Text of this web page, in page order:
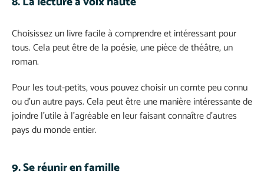
Choisissez un livre facile à comprendre et intéressant pour
tous. Cela peut être de la poésie, une pièce de théâtre, un
roman.
Pour les tout-petits, vous pouvez choisir un comte peu connu
ou d’un autre pays. Cela peut être une manière intéressante de
joindre l’utile à l’agréable en leur faisant connaître d’autres
pays du monde entier.
9. Se réunir en famille